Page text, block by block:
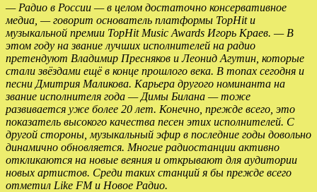
— Радио в России — в целом достаточно консервативное
медиа, — говорит основатель платформы TopHit и
музыкальной премии TopHit Music Awards Игорь Краев. — В
этом году на звание лучших исполнителей на радио
претендуют Владимир Пресняков и Леонид Агутин, которые
стали звёздами ещё в конце прошлого века. В топах сегодня и
песни Дмитрия Маликова. Карьера другого номинанта на
звание исполнителя года — Димы Билана — тоже
развивается уже более 20 лет. Конечно, прежде всего, это
показатель высокого качества песен этих исполнителей. С
другой стороны, музыкальный эфир в последние годы довольно
динамично обновляется. Многие радиостанции активно
откликаются на новые веяния и открывают для аудитории
новых артистов. Среди таких станций я бы прежде всего
отметил Like FM и Новое Радио.